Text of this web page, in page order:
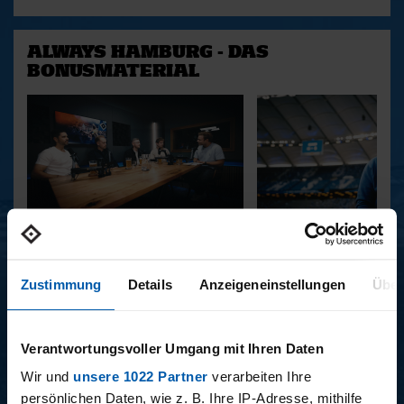
Zustimmung Details Anzeigeneinstellungen
Verantwortungsvoller Umgang mit Ihren Daten
Wir und unsere 1022 Partner verarbeiten Ihre
persönlichen Daten, wie z. B. Ihre IP-Adresse, mithilfe
ALWAYS HAMBURG - DAS
BONUSMATERIAL
15.12.2025 11.12.2025
BUNDESLIGA SAISON 2025/2026